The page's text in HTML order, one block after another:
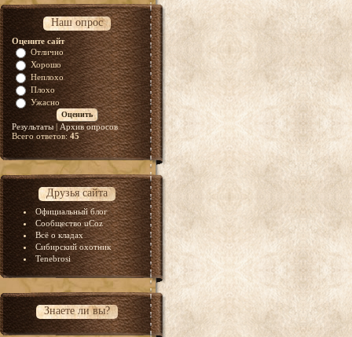
Наш опрос
Оцените сайт
Отлично
Хорошо
Неплохо
Плохо
Ужасно
Результаты| Архив опросов
Всего ответов:45
Друзья сайта
Официальный блог
Сообщество uCoz
Всё о кладах
Сибирский охотник
Tenebrosi
Знаете ли вы?